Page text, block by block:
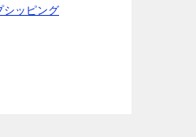
シッピング